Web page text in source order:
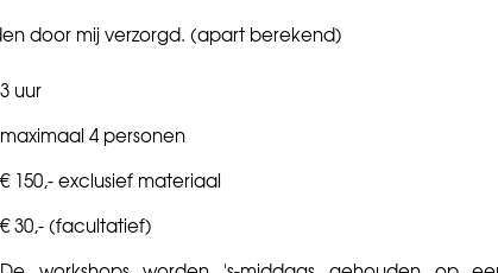
door mij verzorgd. (apart berekend)
3 uur
maximaal 4 personen
€ 150,- exclusief materiaal
€ 30,- (facultatief)